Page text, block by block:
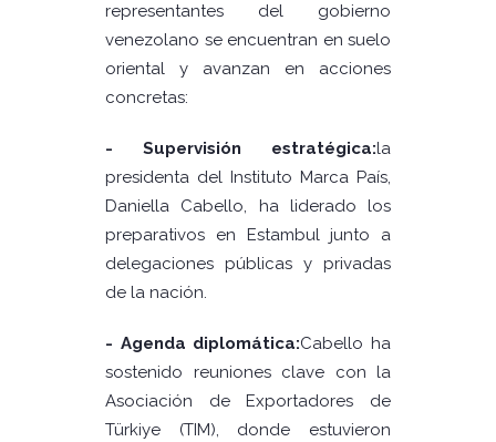
representantes del gobierno
venezolano se encuentran en suelo
oriental y avanzan en acciones
concretas:
- Supervisión estratégica:la
presidenta del Instituto Marca País,
Daniella Cabello, ha liderado los
preparativos en Estambul junto a
delegaciones públicas y privadas
de la nación.
- Agenda diplomática:Cabello ha
sostenido reuniones clave con la
Asociación de Exportadores de
Türkiye (TIM), donde estuvieron